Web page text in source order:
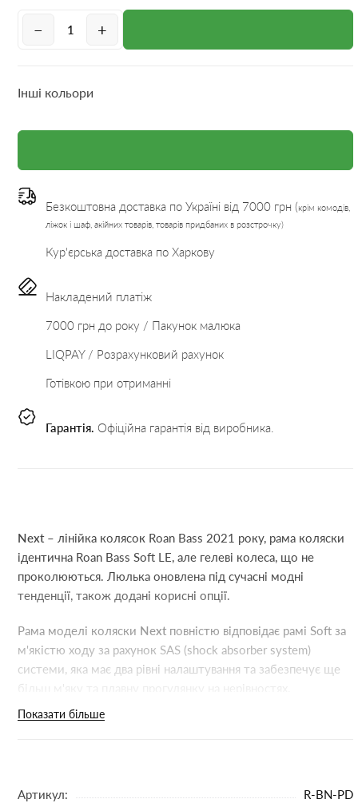
Next– лінійка колясок Roan Bass 2021 року, рама коляски
ідентична Roan Bass Soft LE, але гелеві колеса, що не
проколюються. Люлька оновлена під сучасні модні
тенденції, також додані корисні опції.
Рама моделі коляски Next повністю відповідає рамі Soft за
м'якістю ходу за рахунок SAS (shock absorber system)
системи, яка має два рівні налаштування та забезпечує ще
більш м'яку та плавну прогулянку на нерівностях.
Люлька:
відведення вологи.
Показати більше
Артикул:
R-BN-PD
− +
Інші кольори
Безкоштовна доставка по Україні від 7000 грн (крім комодів,
ліжок і шаф, акійних товарів, товарів придбаних в розстрочку)
Кур'єрська доставка по Харкову
Накладений платіж
7000 грн до року / Пакунок малюка
LIQPAY / Розрахунковий рахунок
Готівкою при отриманні
Гарантія. Офіційна гарантія від виробника.